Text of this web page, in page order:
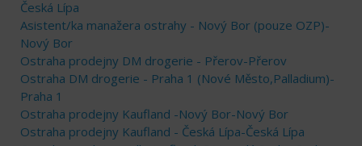
Česká Lípa
Asistent/ka manažera ostrahy - Nový Bor (pouze OZP)-
Nový Bor
Ostraha prodejny DM drogerie - Přerov-Přerov
Ostraha DM drogerie - Praha 1 (Nové Město,Palladium)-
Praha 1
Ostraha prodejny Kaufland -Nový Bor-Nový Bor
Ostraha prodejny Kaufland - Česká Lípa-Česká Lípa